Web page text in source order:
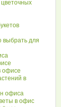
выбрать для
офисе
в
офиса
в офис